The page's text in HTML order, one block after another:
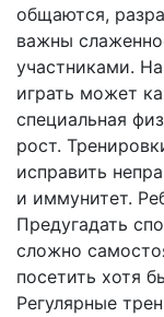
общаются,
важны
участниками.
играть может
специальная
рост.
исправить
и иммунитет.
Предугадать
сложно
посетить хотя
Регулярные